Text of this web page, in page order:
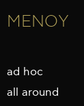
ΜΕΝΟΥ
ad hoc
all around